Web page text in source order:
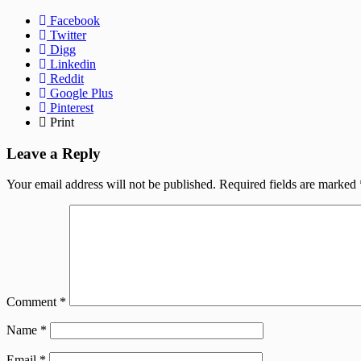
Facebook
Twitter
Digg
Linkedin
Reddit
Google Plus
Pinterest
Print
Leave a Reply
Your email address will not be published. Required fields are marked
Comment *
Name *